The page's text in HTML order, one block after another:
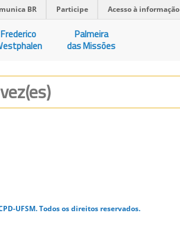
BR Participe Acesso à informação
Frederico
Palmeira
das Missões
UFSM. Todos os direitos reservados.